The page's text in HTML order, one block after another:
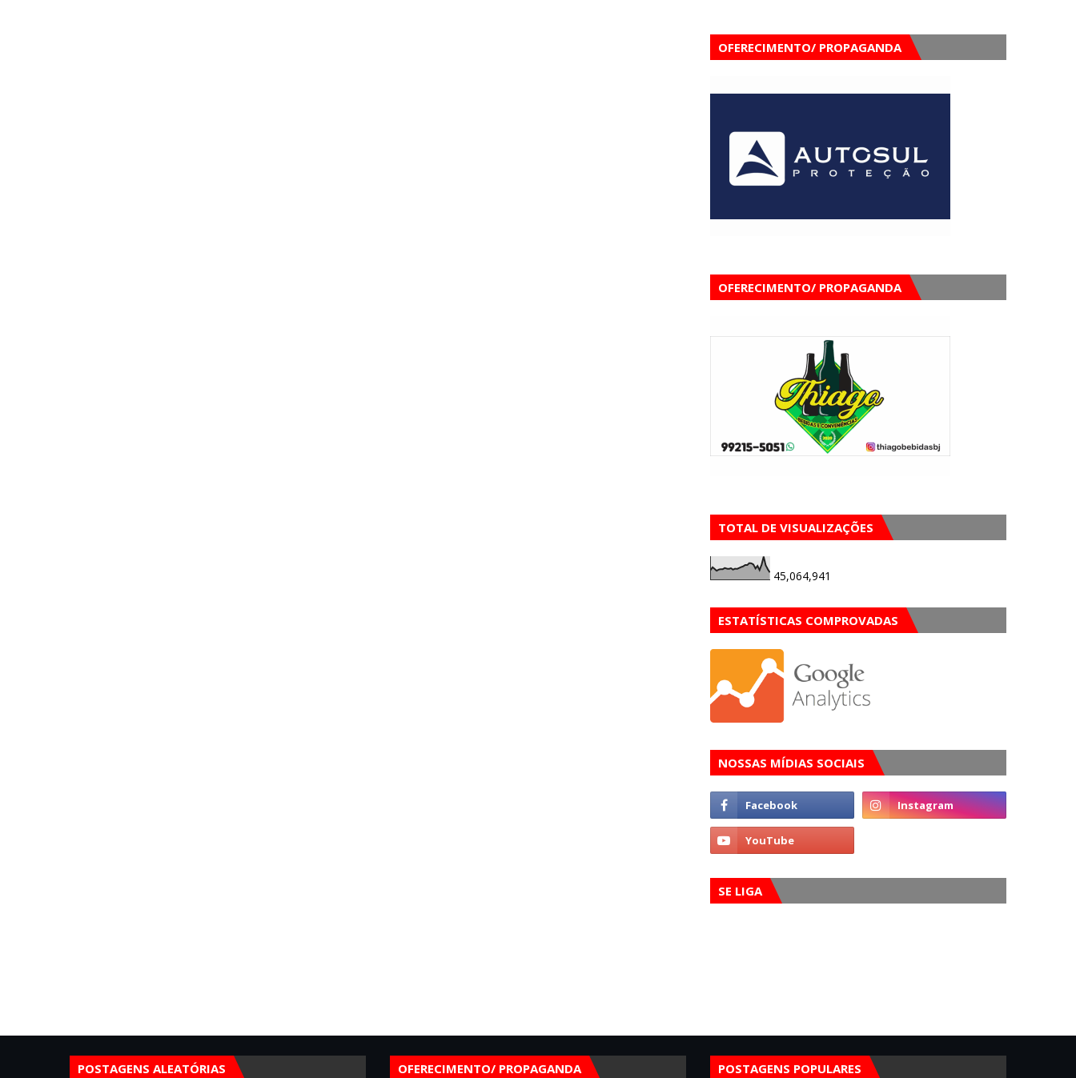
OFERECIMENTO/ PROPAGANDA
OFERECIMENTO/ PROPAGANDA
TOTAL DE VISUALIZAÇÕES
45,064,941
ESTATÍSTICAS COMPROVADAS
NOSSAS MÍDIAS SOCIAIS
SE LIGA
POSTAGENS ALEATÓRIAS OFERECIMENTO/ PROPAGANDA POSTAGENS POPULARES